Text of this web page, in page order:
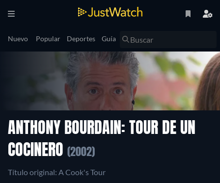
Nuevo Popular Deportes Guía
ANTHONY BOURDAIN: TOUR DE UN
COCINERO (2002)
Título original: A Cook's Tour